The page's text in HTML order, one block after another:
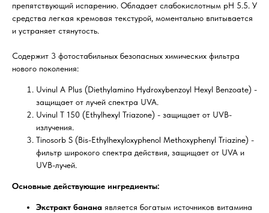
препятствующий испарению. Обладает слабокислотным pH 5.5. У
средства легкая кремовая текстурой, моментально впитывается
и устраняет стянутость.
Содержит 3 фотостабильных безопасных химических фильтра
нового поколения:
Uvinul A Plus (Diethylamino Hydroxybenzoyl Hexyl Benzoate) -
защищает от лучей спектра UVA.
Uvinul T 150 (Ethylhexyl Triazone) - защищает от UVB-
излучения.
Tinosorb S (Bis-Ethylhexyloxyphenol Methoxyphenyl Triazine) -
фильтр широкого спектра действия, защищает от UVA и
UVB-лучей.
Основные действующие ингредиенты:
Экстракт банана является богатым источников витамина